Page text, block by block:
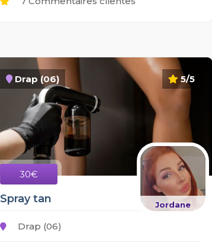
5/5
Drap (06)
30€
Jordane
Spray tan
Drap (06)